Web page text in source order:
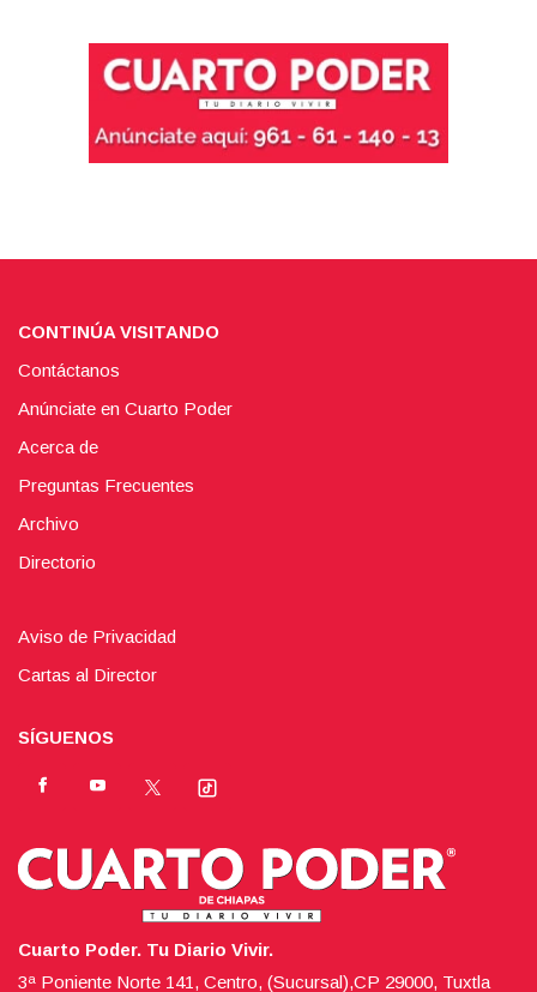
CONTINÚA VISITANDO
Contáctanos
Anúnciate en Cuarto Poder
Acerca de
Preguntas Frecuentes
Archivo
Directorio
Aviso de Privacidad
Cartas al Director
SÍGUENOS
Cuarto Poder. Tu Diario Vivir.
3ª Poniente Norte 141, Centro, (Sucursal),CP 29000, Tuxtla